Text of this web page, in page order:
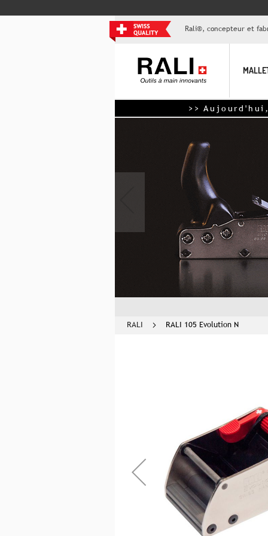
Rali®, concepteur et
>> Aujourd'hui, livraison
RALI RALI 105 Evolution N